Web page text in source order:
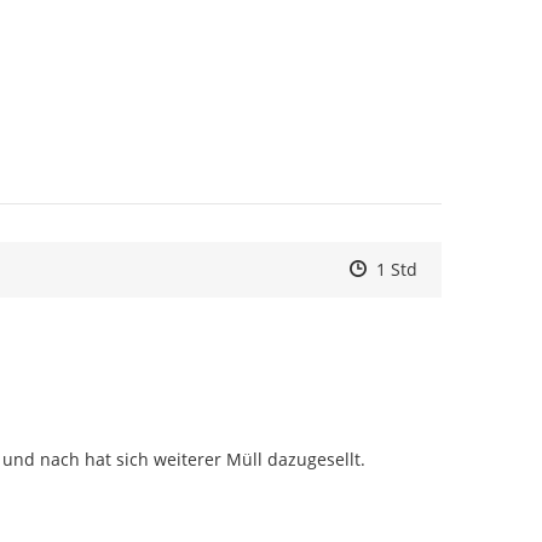
Zeitpunkt des
Zeitpunkt des
1 StdZur Äußerung
nach hat sich weiterer Müll dazugesellt.